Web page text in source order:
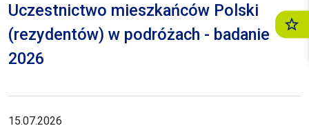
Uczestnictwo mieszkańców Polski
(rezydentów) w podróżach - badanie
2026
15.07.2026